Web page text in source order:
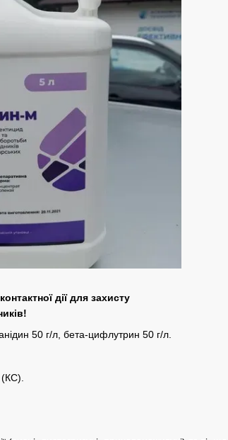
дії для захисту
50 г/л, бета-цифлутрин 50 г/л.
(КС).